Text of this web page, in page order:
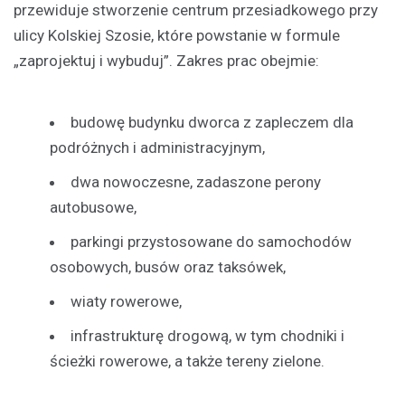
przewiduje stworzenie centrum przesiadkowego przy
ulicy Kolskiej Szosie, które powstanie w formule
„zaprojektuj i wybuduj”. Zakres prac obejmie:
budowę budynku dworca z zapleczem dla
podróżnych i administracyjnym,
dwa nowoczesne, zadaszone perony
autobusowe,
parkingi przystosowane do samochodów
osobowych, busów oraz taksówek,
wiaty rowerowe,
infrastrukturę drogową, w tym chodniki i
ścieżki rowerowe, a także tereny zielone.